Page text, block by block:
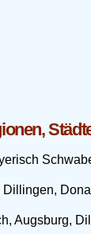
Augsburg,